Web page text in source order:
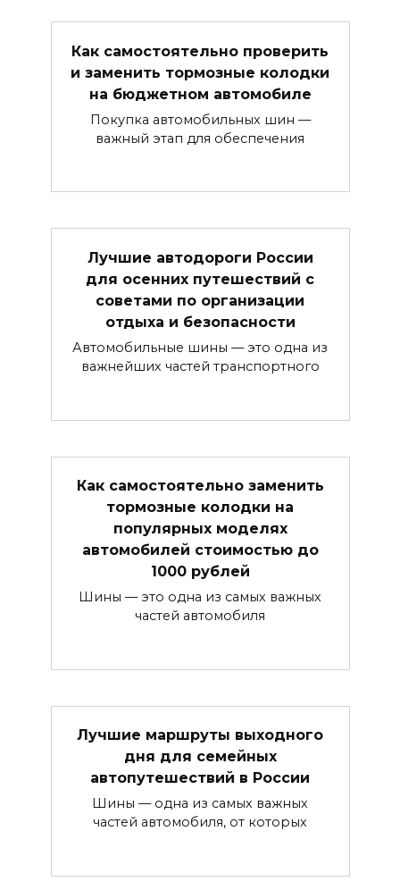
Как самостоятельно проверить
и заменить тормозные колодки
на бюджетном автомобиле
Покупка автомобильных шин —
важный этап для обеспечения
Лучшие автодороги России
для осенних путешествий с
советами по организации
отдыха и безопасности
Автомобильные шины — это одна из
важнейших частей транспортного
Как самостоятельно заменить
тормозные колодки на
популярных моделях
автомобилей стоимостью до
1000 рублей
Шины — это одна из самых важных
частей автомобиля
Лучшие маршруты выходного
дня для семейных
автопутешествий в России
Шины — одна из самых важных
частей автомобиля, от которых